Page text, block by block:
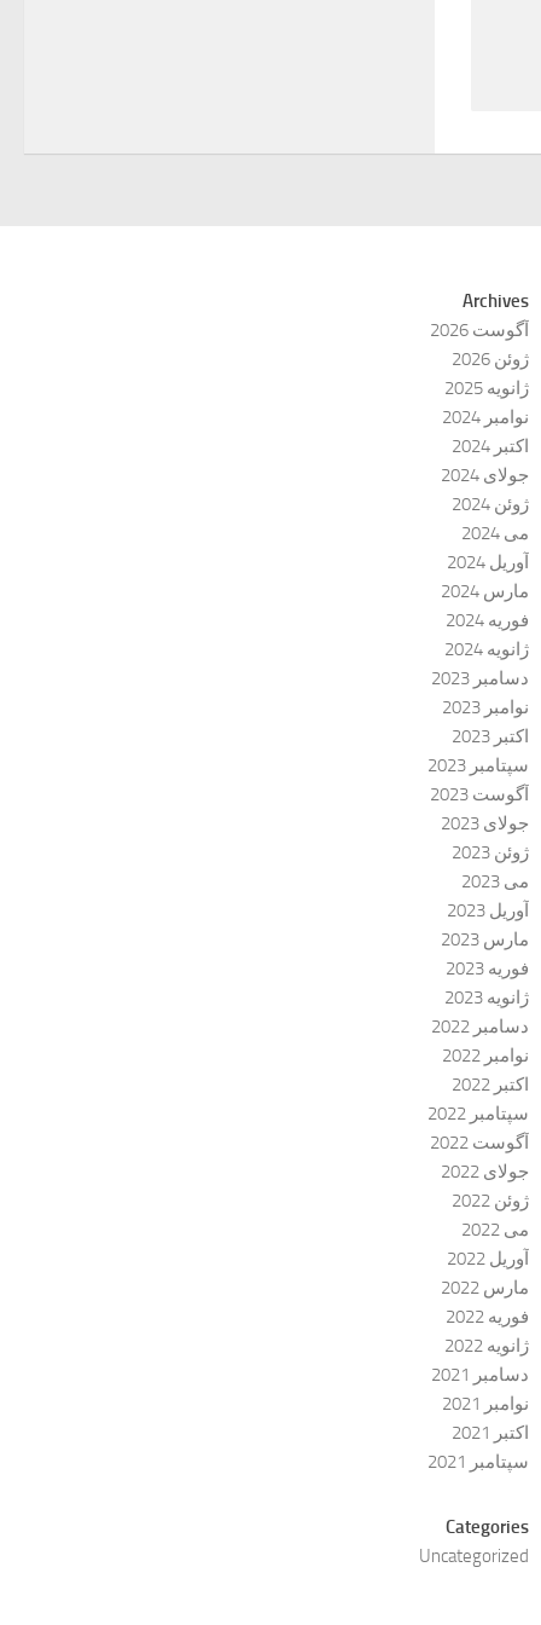
Archives
آگوست 2026
ژوئن 2026
ژانویه 2025
نوامبر 2024
اکتبر 2024
جولای 2024
ژوئن 2024
می 2024
آوریل 2024
مارس 2024
فوریه 2024
ژانویه 2024
دسامبر 2023
نوامبر 2023
اکتبر 2023
سپتامبر 2023
آگوست 2023
جولای 2023
ژوئن 2023
می 2023
آوریل 2023
مارس 2023
فوریه 2023
ژانویه 2023
دسامبر 2022
نوامبر 2022
اکتبر 2022
سپتامبر 2022
آگوست 2022
جولای 2022
ژوئن 2022
می 2022
آوریل 2022
مارس 2022
فوریه 2022
ژانویه 2022
دسامبر 2021
نوامبر 2021
اکتبر 2021
سپتامبر 2021
Categories
Uncategorized